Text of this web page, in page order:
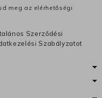
meg az elérhetőségi
Szerződési
Szabályzatot